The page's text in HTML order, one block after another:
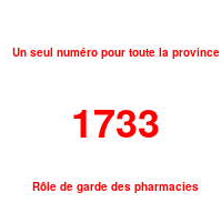
Un seul numéro pour toute la province
1733
Rôle de garde des pharmacies